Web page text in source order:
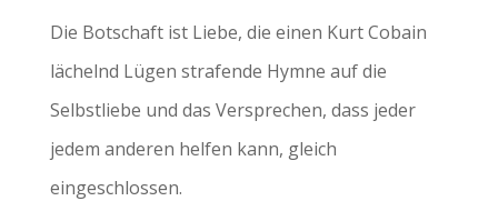
Die Botschaft ist Liebe, die einen Kurt Cobain
lächelnd Lügen strafende Hymne auf die
Selbstliebe und das Versprechen, dass jeder
jedem anderen helfen kann, gleich
eingeschlossen.